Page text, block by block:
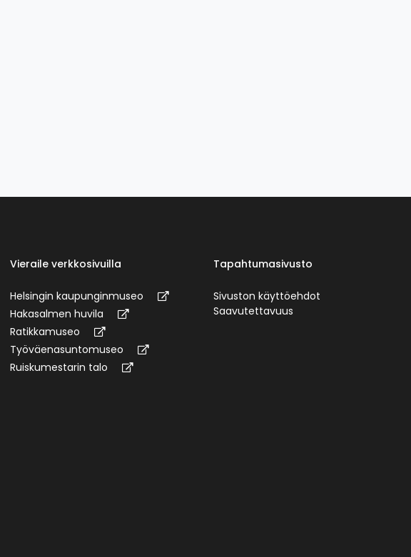
Vieraile verkkosivuilla
Helsingin kaupunginmuseo
Hakasalmen huvila
Ratikkamuseo
Työväenasuntomuseo
Ruiskumestarin talo
Tapahtumasivusto
Sivuston käyttöehdot
Saavutettavuus